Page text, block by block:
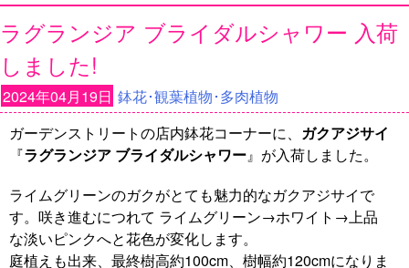
ラグランジア ブライダルシャワー 入荷
しました!
2024年04月19日 鉢花･観葉植物･多肉植物
ガーデンストリートの店内鉢花コーナーに、 ガクアジサイ
『ラグランジア ブライダルシャワー』が入荷しました。
ライムグリーンのガクがとても魅力的なガクアジサイで
す。咲き進むにつれて ライムグリーン→ホワイト→上品
な淡いピンクへと花色が変化します。
庭植えも出来、最終樹高約100cm、樹幅約120cmになりま